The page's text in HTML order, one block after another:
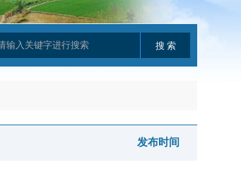
发布时间